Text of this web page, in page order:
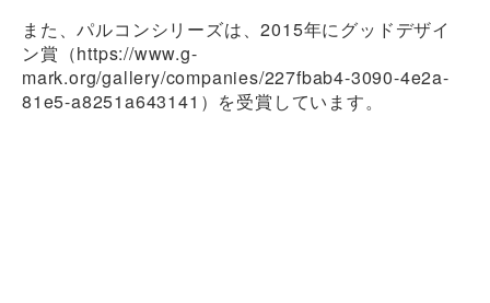
また、パルコンシリーズは、2015年にグッドデザイ
ン賞（https://www.g-
mark.org/gallery/companies/227fbab4-3090-4e2a-
81e5-a8251a643141）を受賞しています。